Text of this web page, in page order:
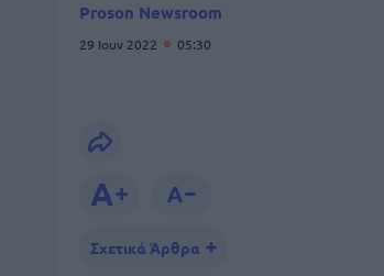
Proson Newsroom
29 Ιουν 2022 05:30
Σχετικά Άρθρα